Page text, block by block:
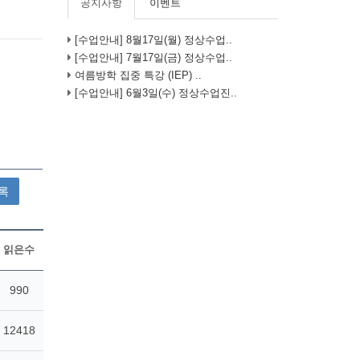
공지사항 이벤트
[수업안내] 8월17일(월) 정상수업..
[수업안내] 7월17일(금) 정상수업..
여름방학 집중 특강 (IEP) ..
[수업안내] 6월3일(수) 정상수업진..